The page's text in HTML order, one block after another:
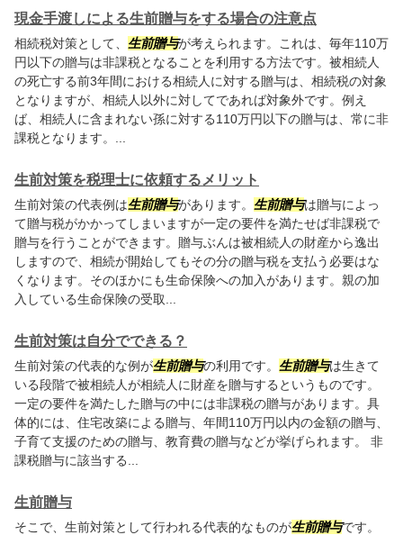
現金手渡しによる生前贈与をする場合の注意点
相続税対策として、 生前贈与が考えられます。これは、毎年110万
円以下の贈与は非課税となることを利用する方法です。被相続人
の死亡する前3年間における相続人に対する贈与は、相続税の対象
となりますが、相続人以外に対してであれば対象外です。例え
ば、相続人に含まれない孫に対する110万円以下の贈与は、常に非
課税となります。...
生前対策を税理士に依頼するメリット
生前対策の代表例は生前贈与があります。 生前贈与は贈与によっ
て贈与税がかかってしまいますが一定の要件を満たせば非課税で
贈与を行うことができます。贈与ぶんは被相続人の財産から逸出
しますので、相続が開始してもその分の贈与税を支払う必要はな
くなります。そのほかにも生命保険への加入があります。親の加
入している生命保険の受取...
生前対策は自分でできる？
生前対策の代表的な例が生前贈与の利用です。 生前贈与は生きて
いる段階で被相続人が相続人に財産を贈与するというものです。
一定の要件を満たした贈与の中には非課税の贈与があります。具
体的には、住宅改築による贈与、年間110万円以内の金額の贈与、
子育て支援のための贈与、教育費の贈与などが挙げられます。 非
課税贈与に該当する...
生前贈与
そこで、生前対策として行われる代表的なものが生前贈与です。